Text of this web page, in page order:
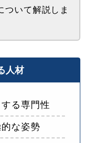
ついて解説しま
人材
る専門性
な姿勢